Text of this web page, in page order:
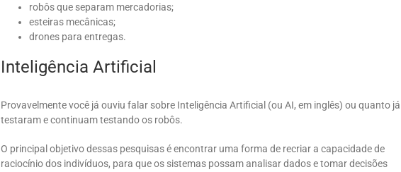
robôs que separam mercadorias;
esteiras mecânicas;
drones para entregas.
Inteligência Artificial
Provavelmente você já ouviu falar sobre Inteligência Artificial (ou AI, em inglês) ou quanto já
testaram e continuam testando os robôs.
O principal objetivo dessas pesquisas é encontrar uma forma de recriar a capacidade de
raciocínio dos indivíduos, para que os sistemas possam analisar dados e tomar decisões